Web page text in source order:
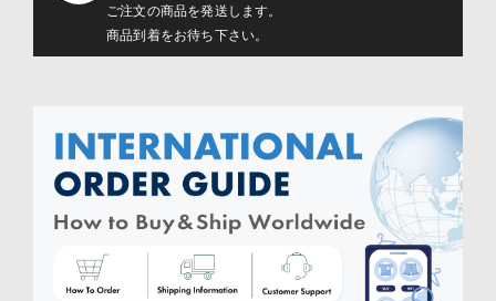
ご注文の商品を発送します。
商品到着をお待ち下さい。